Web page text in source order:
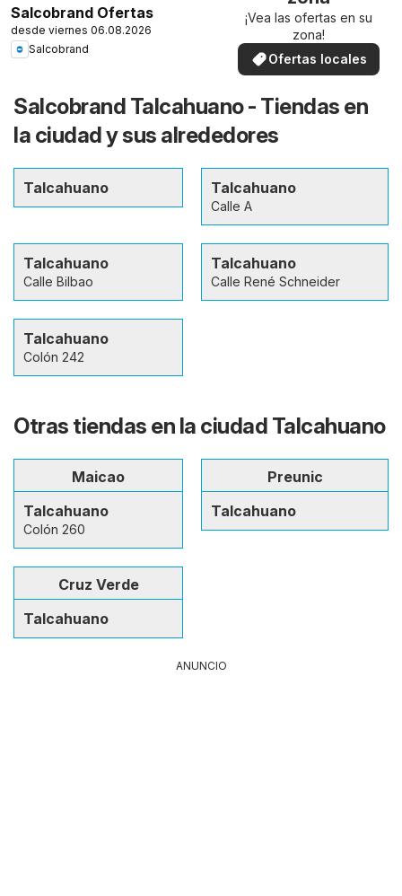
Salcobrand Ofertas
desde viernes 06.08.2026
Salcobrand
¡Vea las ofertas en su
zona!
Ofertas locales
Salcobrand Talcahuano - Tiendas en
la ciudad y sus alrededores
Talcahuano Talcahuano
Calle A
Talcahuano
Calle Bilbao
Talcahuano
Calle René Schneider
Talcahuano
Colón 242
Otras tiendas en la ciudad Talcahuano
Maicao
Talcahuano
Colón 260
Preunic
Talcahuano
Cruz Verde
Talcahuano
ANUNCIO